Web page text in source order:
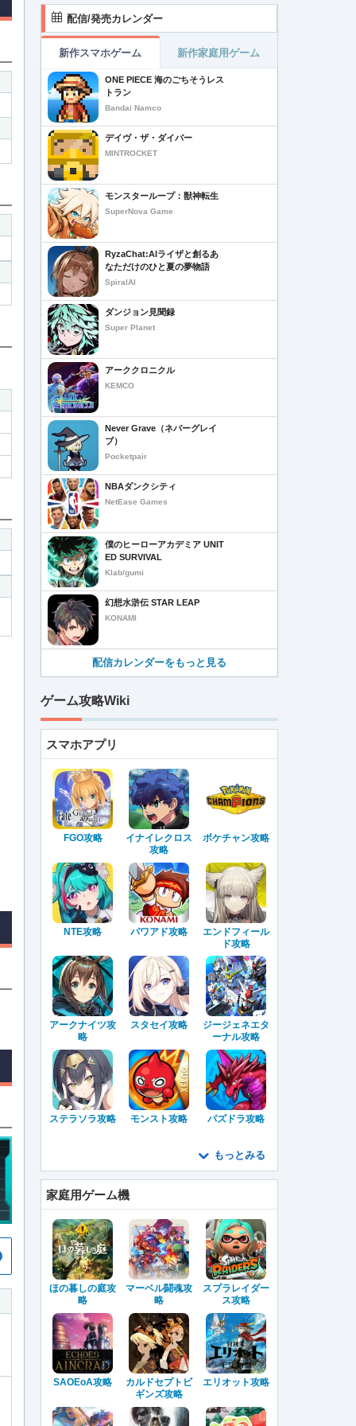
配信/発売カレンダー
新作スマホゲーム 新作家庭用ゲーム
ONE PIECE 海のごちそうレス
トラン
Bandai Namco
デイヴ・ザ・ダイバー
MINTROCKET
モンスターループ：獣神転生
SuperNova Game
RyzaChat:AIライザと創るあ
なただけのひと夏の夢物語
SpiralAI
ダンジョン見聞録
Super Planet
アーククロニクル
KEMCO
Never Grave（ネバーグレイ
ブ）
Pocketpair
NBAダンクシティ
NetEase Games
僕のヒーローアカデミア UNIT
ED SURVIVAL
Klab/gumi
幻想水滸伝 STAR LEAP
KONAMI
配信カレンダーをもっと見る
ゲーム攻略Wiki
スマホアプリ
FGO攻略
イナイレクロス
攻略
ポケチャン攻略
NTE攻略 パワアド攻略
エンドフィール
ド攻略
アークナイツ攻
略
スタセイ攻略
ジージェネエタ
ーナル攻略
ステラソラ攻略 モンスト攻略 パズドラ攻略
もっとみる
家庭用ゲーム機
ほの暮しの庭攻
略
マーベル闘魂攻
略
スプラレイダー
ス攻略
SAOEoA攻略
カルドセプトビ
ギンズ攻略
エリオット攻略